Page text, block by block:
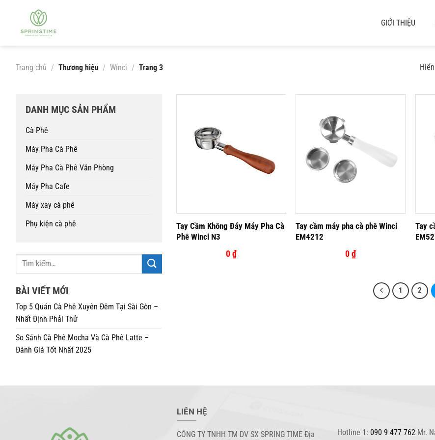
GIỚI THIỆU
Trang chủ / Thương hiệu / Winci / Trang 3
DANH MỤC SẢN PHẨM
Cà Phê
Máy Pha Cà Phê
Máy Pha Cà Phê Văn Phòng
Máy Pha Cafe
Máy xay cà phê
Phụ kiện cà phê
BÀI VIẾT MỚI
Top 5 Quán Cà Phê Xuyên Đêm Tại Sài Gòn –
Nhất Định Phải Thử
So Sánh Cà Phê Mocha Và Cà Phê Latte –
Đánh Giá Tốt Nhất 2025
Tay Cầm Không Đáy Máy Pha Cà
Phê Winci N3
0₫
Tay cầm máy pha cà phê Winci
EM4212
0₫
Tay
1 2
LIÊN HỆ
CÔNG TY TNHH TM DV SX SPRING TIME Địa Hotline 1: 090 9 477 762 Mr.